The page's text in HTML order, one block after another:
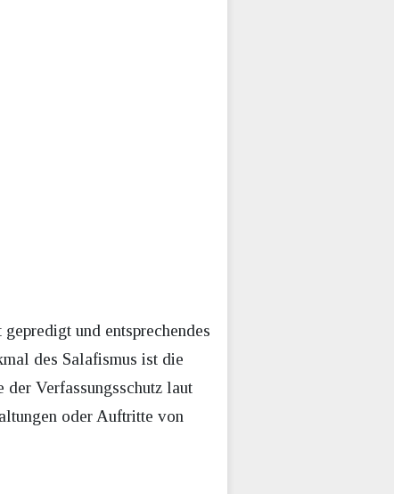
und entsprechendes
des Salafismus ist die
Verfassungsschutz laut
oder Auftritte von